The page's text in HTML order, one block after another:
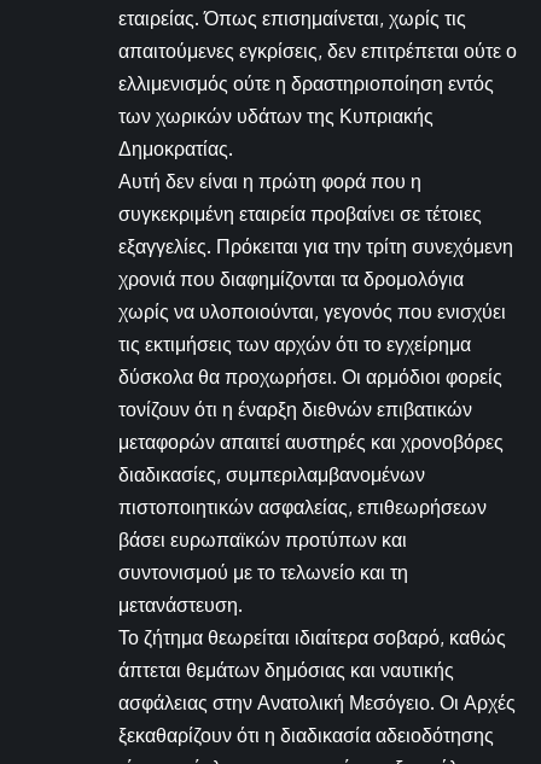
εταιρείας. Όπως επισημαίνεται, χωρίς τις
απαιτούμενες εγκρίσεις, δεν επιτρέπεται ούτε ο
ελλιμενισμός ούτε η δραστηριοποίηση εντός
των χωρικών υδάτων της Κυπριακής
Δημοκρατίας.
Αυτή δεν είναι η πρώτη φορά που η
συγκεκριμένη εταιρεία προβαίνει σε τέτοιες
εξαγγελίες. Πρόκειται για την τρίτη συνεχόμενη
χρονιά που διαφημίζονται τα δρομολόγια
χωρίς να υλοποιούνται, γεγονός που ενισχύει
τις εκτιμήσεις των αρχών ότι το εγχείρημα
δύσκολα θα προχωρήσει. Οι αρμόδιοι φορείς
τονίζουν ότι η έναρξη διεθνών επιβατικών
μεταφορών απαιτεί αυστηρές και χρονοβόρες
διαδικασίες, συμπεριλαμβανομένων
πιστοποιητικών ασφαλείας, επιθεωρήσεων
βάσει ευρωπαϊκών προτύπων και
συντονισμού με το τελωνείο και τη
μετανάστευση.
Το ζήτημα θεωρείται ιδιαίτερα σοβαρό, καθώς
άπτεται θεμάτων δημόσιας και ναυτικής
ασφάλειας στην Ανατολική Μεσόγειο. Οι Αρχές
ξεκαθαρίζουν ότι η διαδικασία αδειοδότησης